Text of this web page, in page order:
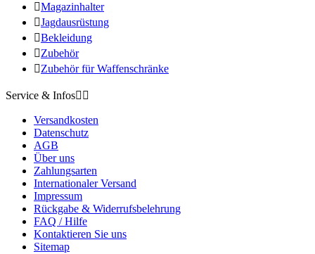
Magazinhalter
Jagdausrüstung
Bekleidung
Zubehör
Zubehör für Waffenschränke
Service & Infos 
Versandkosten
Datenschutz
AGB
Über uns
Zahlungsarten
Internationaler Versand
Impressum
Rückgabe & Widerrufsbelehrung
FAQ / Hilfe
Kontaktieren Sie uns
Sitemap